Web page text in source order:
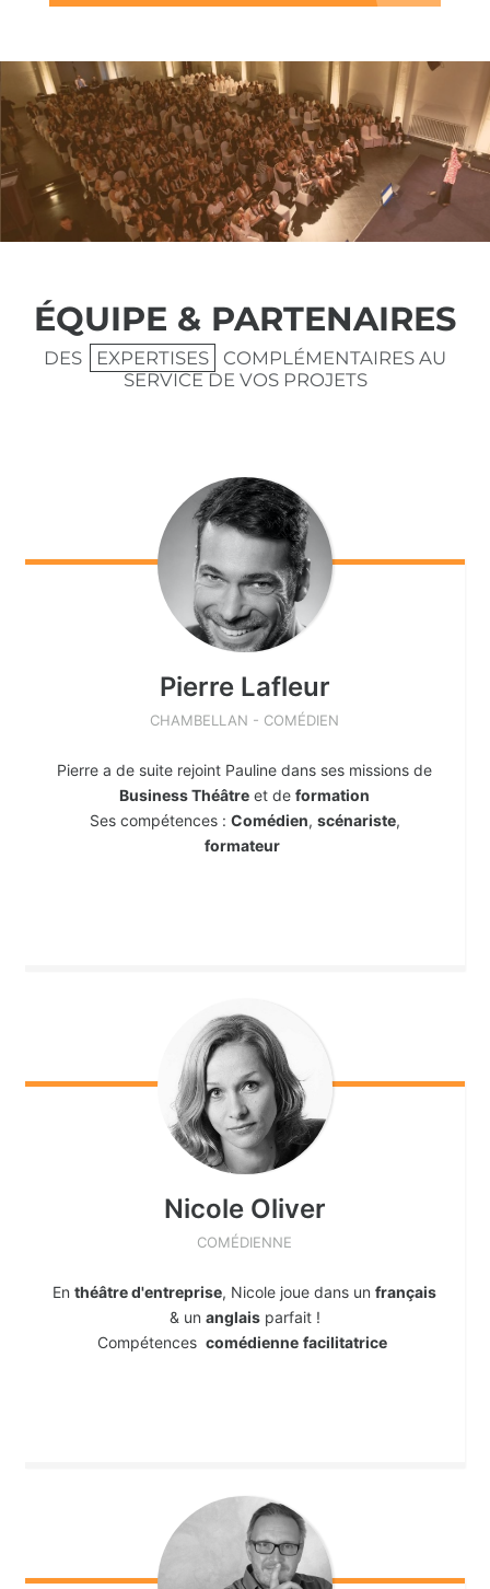
ÉQUIPE & PARTENAIRES
DES EXPERTISES
COMPLÉMENTAIRES AU
SERVICE DE VOS PROJETS
Pierre Lafleur
CHAMBELLAN - COMÉDIEN
Pierre a de suite rejoint Pauline dans ses missions de
Business Théâtre et deformation
Ses compétences : Comédien, scénariste,
formateur
Nicole Oliver
COMÉDIENNE
Enthéâtre d'entreprise, Nicole joue dans unfrançais
& un anglaisparfait !
Compétencescomédienne facilitatrice